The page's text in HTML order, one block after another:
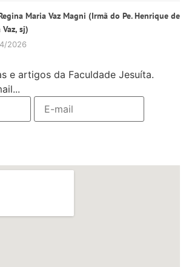
Maria Vaz Magni (Irmã do Pe. Henrique de
sj)
2026
e artigos da Faculdade Jesuíta.